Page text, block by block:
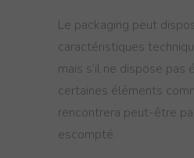
Le packaging peut
caractéristiques
mais s’il ne dispose pas
certaines éléments
rencontrera peut-être
escompté.